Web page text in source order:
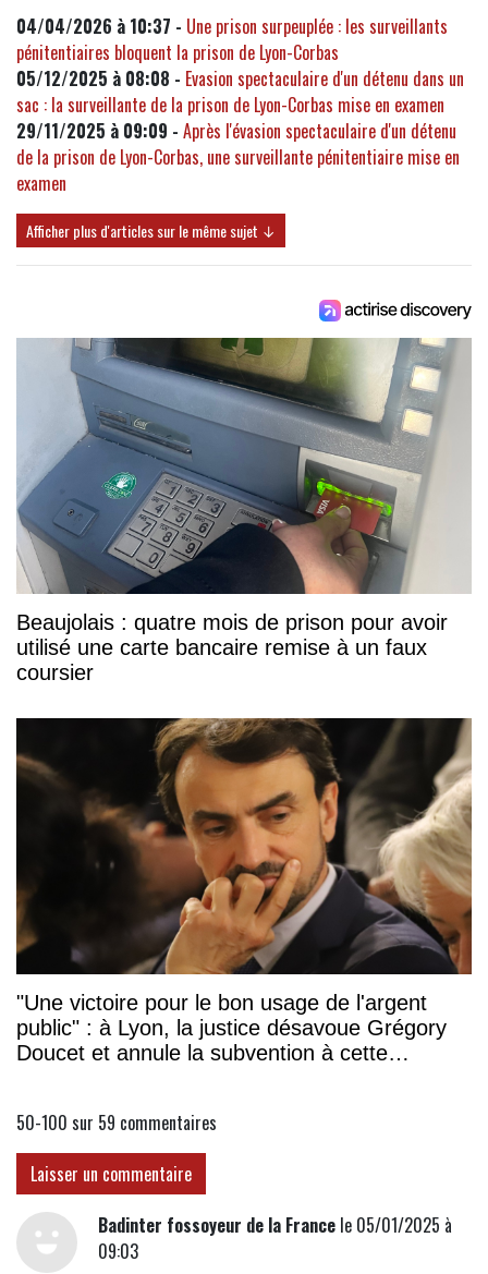
04/04/2026 à 10:37 - Une prison surpeuplée : les surveillants
pénitentiaires bloquent la prison de Lyon-Corbas
05/12/2025 à 08:08 - Evasion spectaculaire d'un détenu dans un
sac : la surveillante de la prison de Lyon-Corbas mise en examen
29/11/2025 à 09:09 - Après l'évasion spectaculaire d'un détenu
de la prison de Lyon-Corbas, une surveillante pénitentiaire mise en
examen
Afficher plus d'articles sur le même sujet ↓
Beaujolais : quatre mois de prison pour avoir
utilisé une carte bancaire remise à un faux
coursier
"Une victoire pour le bon usage de l'argent
public" : à Lyon, la justice désavoue Grégory
Doucet et annule la subvention à cette
50-100 sur 59 commentaires
Laisser un commentaire
Badinter fossoyeur de la Francele 05/01/2025 à
09:03